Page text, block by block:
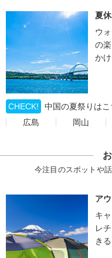
夏
ウ
の
か
CHECK!
中国の夏祭りはこ
広島
岡山
今注目のスポットや
ア
キ
レ
き